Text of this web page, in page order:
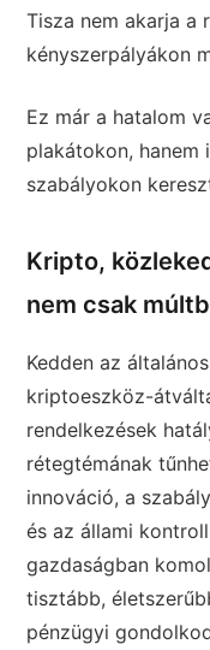
Tisza nem akarja a
kényszerpályákon
Ez már a hatalom
plakátokon, hanem
szabályokon
Kripto,
nem csak
Kedden az
kriptoeszköz-
rendelkezések
rétegtémának
innováció, a
és az állami
gazdaságban
tisztább,
pénzügyi